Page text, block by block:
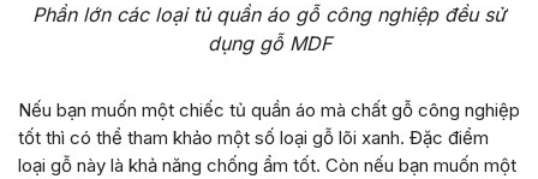
Phần lớn các loại tủ quần áo gỗ công nghiệp đều sử
dụng gỗ MDF
Nếu bạn muốn một chiếc tủ quần áo mà chất gỗ công nghiệp
tốt thì có thể tham khảo một số loại gỗ lõi xanh. Đặc điểm
loại gỗ này là khả năng chống ẩm tốt. Còn nếu bạn muốn một